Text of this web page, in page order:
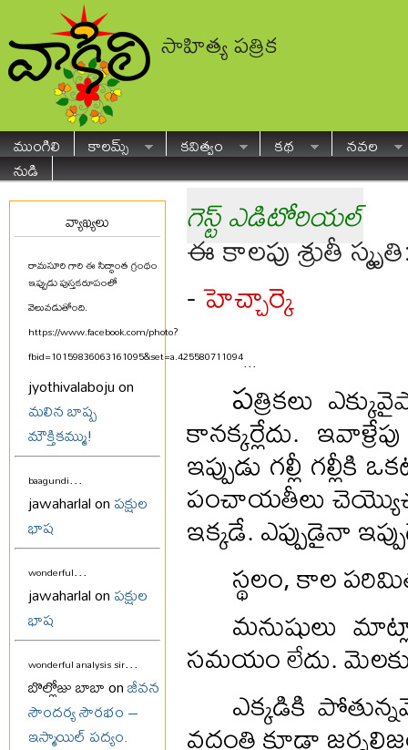
సాహిత్య పత్రిక
ముంగిలి కాలమ్స్ కవిత్వం కథ
నవల
నుడి
వ్యాఖ్యలు
రామసూరి గారి ఈ సిద్ధాంత గ్రంథం
ఇప్పుడు పుస్తకరూపంలో
వెలువడుతోంది.
https://www.facebook.com/photo?
fbid=10159836063161095&set=a.425580711094...
jyothivalaboju on
మలిన బాష్ప
మౌక్తికమ్ము!
baagundi...
jawaharlal onపక్షుల
భాష
wonderful...
jawaharlal onపక్షుల
భాష
wonderful analysis sir...
బొల్లోజు బాబా onజీవన
సౌందర్య సౌరభం –
ఇస్మాయిల్ పద్యం.
గెస్ట్ ఎడిటోరియల్
ఈ కాలపు శ్రుతీ
-హెచ్చార్కె
పత్రికలు
కానక్కర్లేదు.
ఇప్పుడు గల్లీ
పంచాయతీలు
ఇక్కడే. ఎప్పుడైనా
స్థలం, కాల
మనుషులు
సమయం లేదు.
ఎక్కడికి
వదంతి కూడా